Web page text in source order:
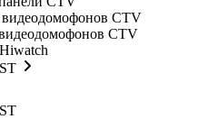
CTV
CTV